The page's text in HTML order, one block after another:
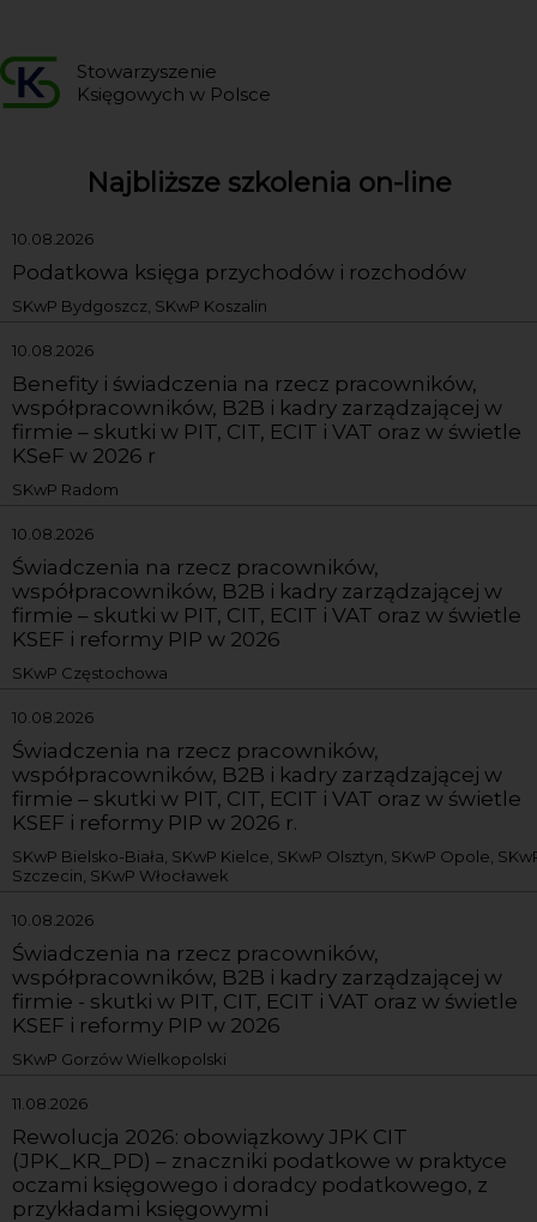
Stowarzyszenie
Księgowych w Polsce
Najbliższe szkolenia on-line
10.08.2026
Podatkowa księga przychodów i rozchodów
SKwP Bydgoszcz, SKwP Koszalin
10.08.2026
Benefity i świadczenia na rzecz pracowników,
współpracowników, B2B i kadry zarządzającej w
firmie – skutki w PIT, CIT, ECIT i VAT oraz w świetle
KSeF w 2026 r
SKwP Radom
10.08.2026
Świadczenia na rzecz pracowników,
współpracowników, B2B i kadry zarządzającej w
firmie – skutki w PIT, CIT, ECIT i VAT oraz w świetle
KSEF i reformy PIP w 2026
SKwP Częstochowa
10.08.2026
Świadczenia na rzecz pracowników,
współpracowników, B2B i kadry zarządzającej w
firmie – skutki w PIT, CIT, ECIT i VAT oraz w świetle
KSEF i reformy PIP w 2026 r.
SKwP Bielsko-Biała, SKwP Kielce, SKwP Olsztyn, SKwP Opole,
Szczecin, SKwP Włocławek
10.08.2026
Świadczenia na rzecz pracowników,
współpracowników, B2B i kadry zarządzającej w
firmie - skutki w PIT, CIT, ECIT i VAT oraz w świetle
KSEF i reformy PIP w 2026
SKwP Gorzów Wielkopolski
11.08.2026
Rewolucja 2026: obowiązkowy JPK CIT
(JPK_KR_PD) – znaczniki podatkowe w praktyce
oczami księgowego i doradcy podatkowego, z
przykładami księgowymi